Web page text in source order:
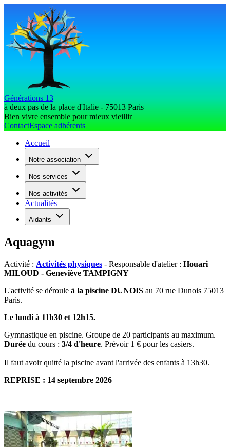
Générations 13
à deux pas de la place d'Italie - 75013 Paris
Bien vivre ensemble pour mieux vieillir
ContactEspace adhérents
Accueil
Notre association
Nos services
Nos activités
Actualités
Aidants
Aquagym
Activité : Activités physiques - Responsable d'atelier : Houari
MILOUD - Geneviève TAMPIGNY
L'activité se déroule à la piscine DUNOIS au 70 rue Dunois 75013
Paris.
Le lundi à 11h30 et 12h15.
Gymnastique en piscine. Groupe de 20 participants au maximum.
Durée du cours : 3/4 d'heure. Prévoir 1 € pour les casiers.
Il faut avoir quitté la piscine avant l'arrivée des enfants à 13h30.
REPRISE : 14 septembre 2026